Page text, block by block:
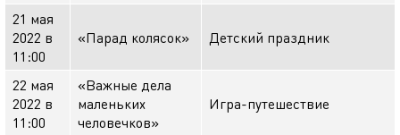
21 мая
2022 в
11:00
«Парад колясок» Детский праздник
22 мая
2022 в
11:00
«Важные дела
маленьких
человечков»
Игра-путешествие